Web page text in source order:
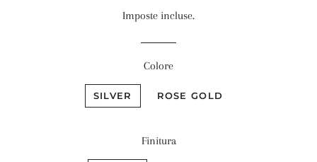
listino
Imposte incluse.
Colore
SILVER ROSE GOLD
Finitura